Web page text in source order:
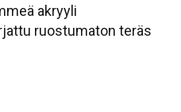
akryyli
ruostumaton teräs